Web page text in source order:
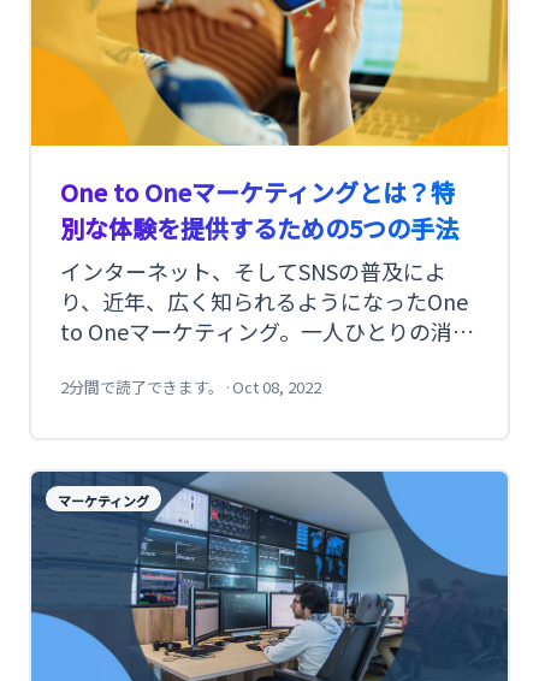
One to Oneマーケティングとは？特
別な体験を提供するための5つの手法
インターネット、そしてSNSの普及によ
り、近年、広く知られるようになったOne
to Oneマーケティング。一人ひとりの消費
アプローチをかけることで、マーケティン
もに使われる手法についてご紹介します。
2分間で読了できます。 · Oct 08, 2022
マーケティング